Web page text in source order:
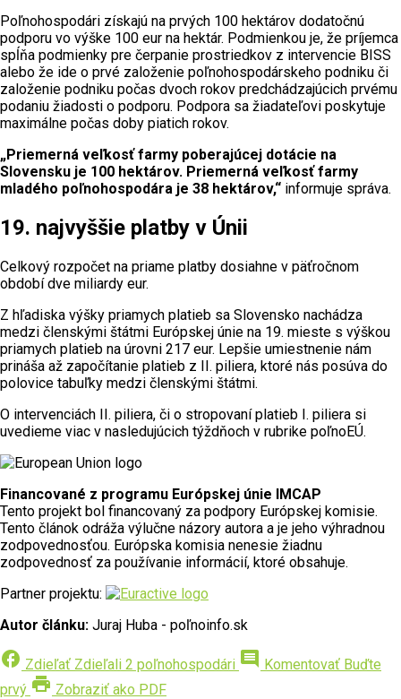
Poľnohospodári získajú na prvých 100 hektárov dodatočnú
podporu vo výške 100 eur na hektár. Podmienkou je, že príjemca
spĺňa podmienky pre čerpanie prostriedkov z intervencie BISS
alebo že ide o prvé založenie poľnohospodárskeho podniku či
založenie podniku počas dvoch rokov predchádzajúcich prvému
podaniu žiadosti o podporu. Podpora sa žiadateľovi poskytuje
maximálne počas doby piatich rokov.
„Priemerná veľkosť farmy poberajúcej dotácie na
Slovensku je 100 hektárov. Priemerná veľkosť farmy
mladého poľnohospodára je 38 hektárov,“ informuje správa.
19. najvyššie platby v Únii
Celkový rozpočet na priame platby dosiahne v päťročnom
období dve miliardy eur.
Z hľadiska výšky priamych platieb sa Slovensko nachádza
medzi členskými štátmi Európskej únie na 19. mieste s výškou
priamych platieb na úrovni 217 eur. Lepšie umiestnenie nám
prináša až započítanie platieb z II. piliera, ktoré nás posúva do
polovice tabuľky medzi členskými štátmi.
O intervenciách II. piliera, či o stropovaní platieb I. piliera si
uvedieme viac v nasledujúcich týždňoch v rubrike poľnoEÚ.
Financované z programu Európskej únie IMCAP
Tento projekt bol financovaný za podpory Európskej komisie.
Tento článok odráža výlučne názory autora a je jeho výhradnou
zodpovednosťou. Európska komisia nenesie žiadnu
zodpovednosť za používanie informácií, ktoré obsahuje.
Partner projektu:
Autor článku: Juraj Huba - poľnoinfo.sk
facebook Zdieľať Zdieľali 2 poľnohospodári comment Komentovať Buďte
prvý print Zobraziť ako PDF